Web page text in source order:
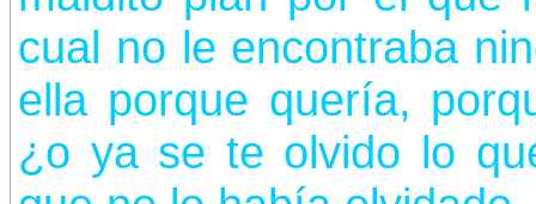
cual no le encontraba
ella porque quería,
¿o ya se te olvido lo